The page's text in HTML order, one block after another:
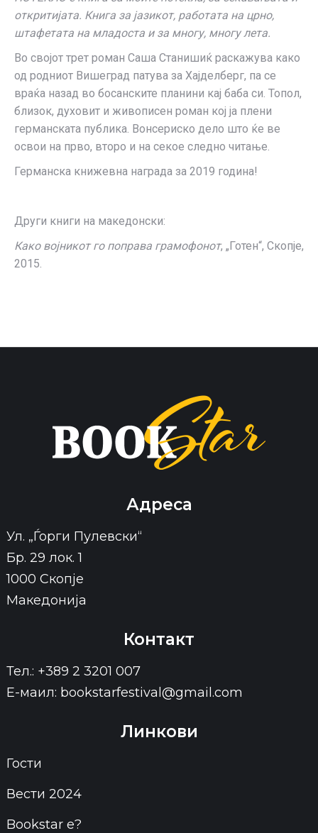
откритијата. Книга за јазикот, работата на црно,
штафетата на младоста и за многу, многу лета.
Во својот трет роман Саша Станишиќ раскажува како
од родниот Вишеград патува за Хајделберг, па се
враќа назад во босанските планини кај баба си. Топол,
близок, духовит и живописен роман кој ја плени
германската публика. Вонсериско дело што ќе ве
освои на прво, второ и на секое следно читање.
Германска книжевна награда за 2019 година!
Други книги на македонски:
Како војникот го поправа грамофонот, „Готен“, Скопје,
2015.
Адреса
Ул. „Ѓорги Пулевски“
Бр. 29 лок. 1
1000 Скопје
Македонија
Контакт
Тел.: +389 2 3201 007
Е-маил: bookstarfestival@gmail.com
Линкови
Гости
Вести 2024
Bookstar е?